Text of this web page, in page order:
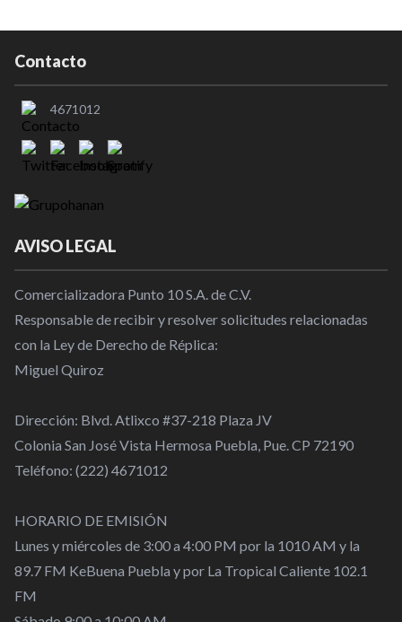
Contacto
4671012
AVISO LEGAL
Comercializadora Punto 10 S.A. de C.V.
Responsable de recibir y resolver solicitudes relacionadas
con la Ley de Derecho de Réplica:
Miguel Quiroz
Dirección: Blvd. Atlixco #37-218 Plaza JV
Colonia San José Vista Hermosa Puebla, Pue. CP 72190
Teléfono: (222) 4671012
HORARIO DE EMISIÓN
Lunes y miércoles de 3:00 a 4:00 PM por la 1010 AM y la
89.7 FM KeBuena Puebla y por La Tropical Caliente 102.1
FM